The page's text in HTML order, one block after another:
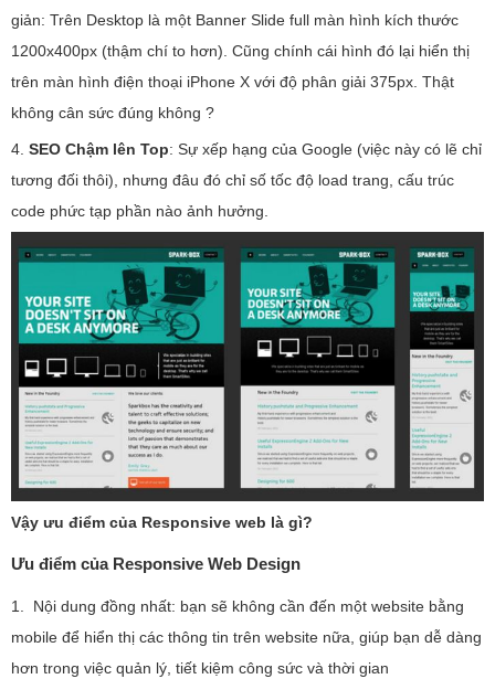
giản: Trên Desktop là một Banner Slide full màn hình kích thước
1200x400px (thậm chí to hơn). Cũng chính cái hình đó lại hiển thị
trên màn hình điện thoại iPhone X với độ phân giải 375px. Thật
không cân sức đúng không ?
4. SEO Chậm lên Top: Sự xếp hạng của Google (việc này có lẽ chỉ
tương đối thôi), nhưng đâu đó chỉ số tốc độ load trang, cấu trúc
code phức tạp phần nào ảnh hưởng.
Vậy ưu điểm của Responsive web là gì?
Ưu điểm của Responsive Web Design
1. Nội dung đồng nhất: bạn sẽ không cần đến một website bằng
mobile để hiển thị các thông tin trên website nữa, giúp bạn dễ dàng
hơn trong việc quản lý, tiết kiệm công sức và thời gian